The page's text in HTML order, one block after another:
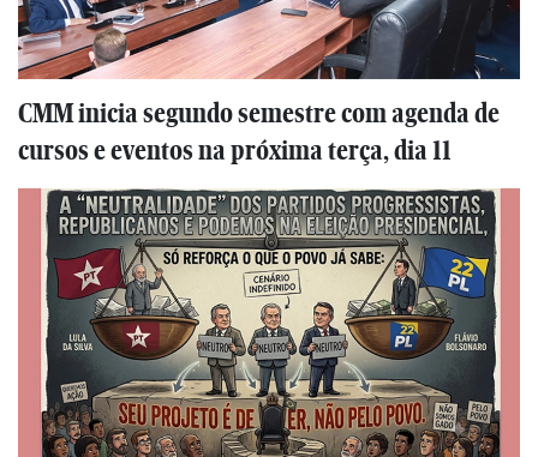
CMM inicia segundo semestre com agenda de
cursos e eventos na próxima terça, dia 11